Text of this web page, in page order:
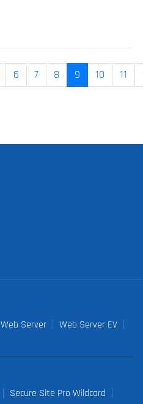
6 7 8 9 10 11
Web Server
Web Server EV
Secure Site Pro Wildcard